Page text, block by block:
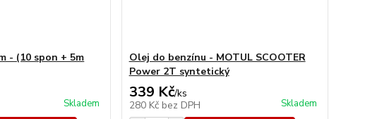
- (10 spon + 5m
Skladem
Olej do benzínu - MOTUL SCOOTER
Power 2T syntetický
339 Kč/ks
280 Kč bez DPH Skladem